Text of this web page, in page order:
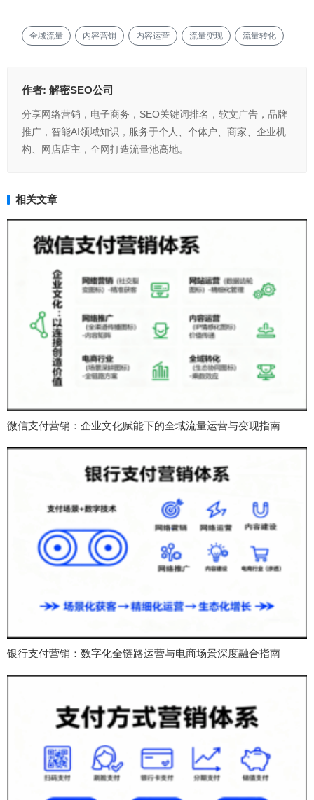
全域流量 内容营销 内容运营 流量变现 流量转化
作者: 解密SEO公司
分享网络营销，电子商务，SEO关键词排名，软文广告，品牌
推广，智能AI领域知识，服务于个人、个体户、商家、企业机
构、网店店主，全网打造流量池高地。
相关文章
微信支付营销：企业文化赋能下的全域流量运营与变现指南
银行支付营销：数字化全链路运营与电商场景深度融合指南